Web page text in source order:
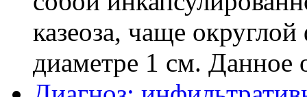
казеоза, чаще
диаметре 1 см. Данное